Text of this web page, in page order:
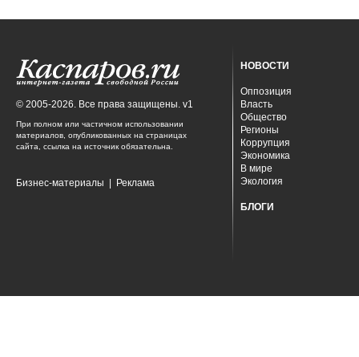
© 2005-2026. Все права защищены. v1
При полном или частичном использовании
материалов, опубликованных на страницах
сайта, ссылка на источник обязательна.
Бизнес-материалы Реклама
НОВОСТИ
Оппозиция
Власть
Общество
Регионы
Коррупция
Экономика
В мире
Экология
БЛОГИ